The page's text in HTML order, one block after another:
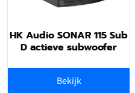
HK Audio SONAR 115 Sub
D actieve subwoofer
Bekijk